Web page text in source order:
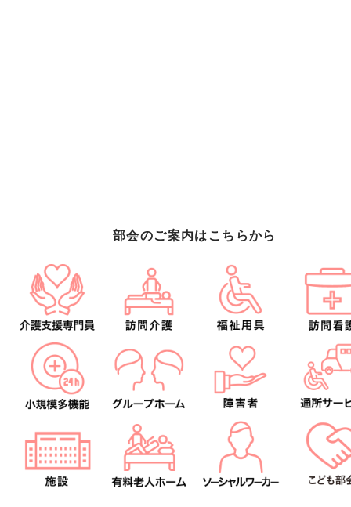
部会のご案内はこちらから